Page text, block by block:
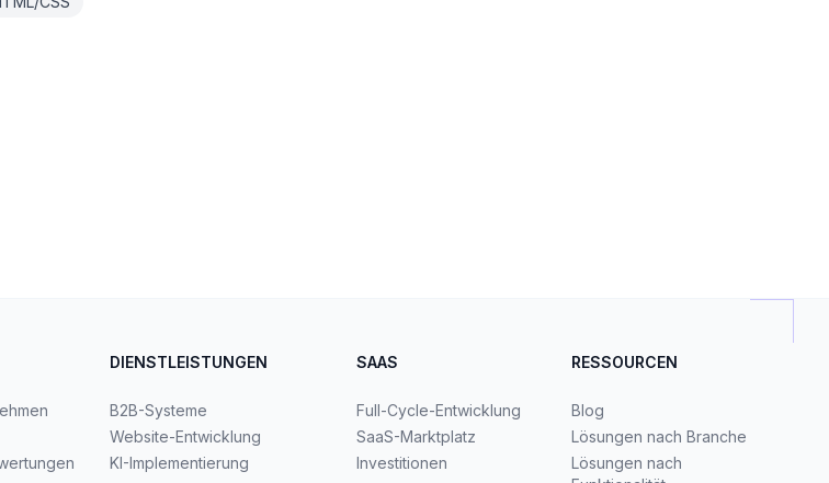
DIENSTLEISTUNGEN
B2B-Systeme
Website-Entwicklung
KI-Implementierung
SAAS
Full-Cycle-Entwicklung
SaaS-Marktplatz
Investitionen
RESSOURCEN
Blog
Lösungen nach Branche
Lösungen nach